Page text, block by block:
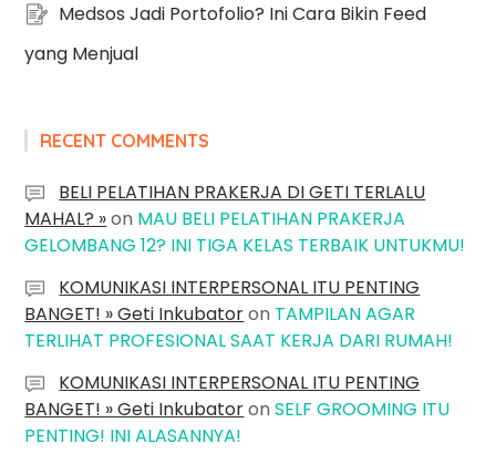
Medsos Jadi Portofolio? Ini Cara Bikin Feed
yang Menjual
RECENT COMMENTS
BELI PELATIHAN PRAKERJA DI GETI TERLALU
MAHAL? »on MAU BELI PELATIHAN PRAKERJA
GELOMBANG 12? INI TIGA KELAS TERBAIK UNTUKMU!
KOMUNIKASI INTERPERSONAL ITU PENTING
BANGET! » Geti Inkubatoron TAMPILAN AGAR
TERLIHAT PROFESIONAL SAAT KERJA DARI RUMAH!
KOMUNIKASI INTERPERSONAL ITU PENTING
BANGET! » Geti InkubatoronSELF GROOMING ITU
PENTING! INI ALASANNYA!